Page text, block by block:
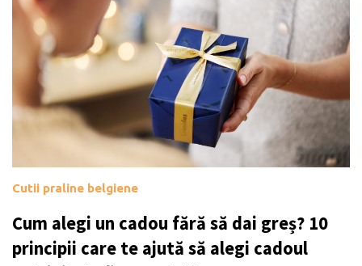
Cutii praline belgiene
Cum alegi un cadou fără să dai greș? 10
principii care te ajută să alegi cadoul